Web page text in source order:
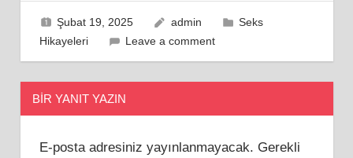
Şubat 19, 2025 admin
Seks
Hikayeleri
Leave a comment
BIR YANIT YAZIN
E-posta adresiniz yayınlanmayacak. Gerekli